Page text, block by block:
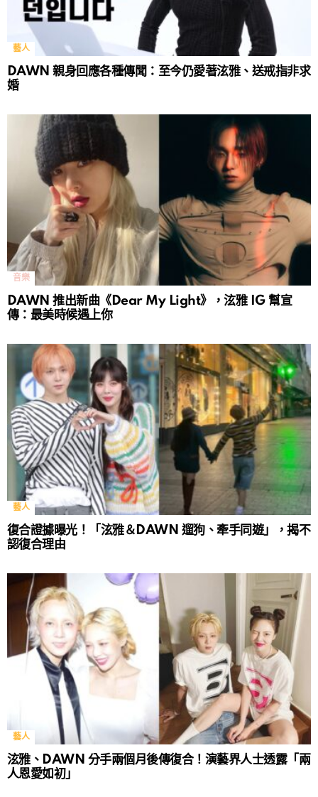
藝人
DAWN 親身回應各種傳聞：至今仍愛著泫雅、送戒指非求
婚
音樂
DAWN 推出新曲《Dear My Light》，泫雅 IG 幫宣
傳：最美時候遇上你
藝人
復合證據曝光！「泫雅＆DAWN 遛狗、牽手同遊」，揭不
認復合理由
藝人
泫雅、DAWN 分手兩個月後傳復合！演藝界人士透露「兩
人恩愛如初」